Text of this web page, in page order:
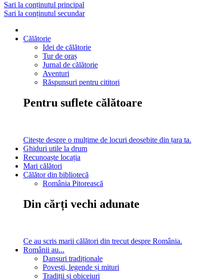
Sari la conținutul principal
Sari la conținutul secundar
Călătorie
Idei de călătorie
Tur de oraș
Jurnal de călătorie
Aventuri
Răspunsuri pentru cititori
Pentru suflete călătoare
Citește despre o mulțime de locuri deosebite din țara ta.
Ghiduri utile la drum
Recunoaște locația
Mari călători
Călător din bibliotecă
România Pitorească
Din cărți vechi adunate
Ce au scris marii călători din trecut despre România.
Românii au...
Dansuri tradiționale
Povești, legende și mituri
Tradiții și obiceiuri